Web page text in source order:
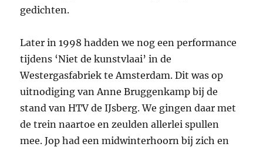
gedichten.
Later in 1998 hadden we nog een performance
tijdens ‘Niet de kunstvlaai’ in de
Westergasfabriek te Amsterdam. Dit was op
uitnodiging van Anne Bruggenkamp bij de
stand van HTV de IJsberg. We gingen daar met
de trein naartoe en zeulden allerlei spullen
mee. Jop had een midwinterhoorn bij zich en